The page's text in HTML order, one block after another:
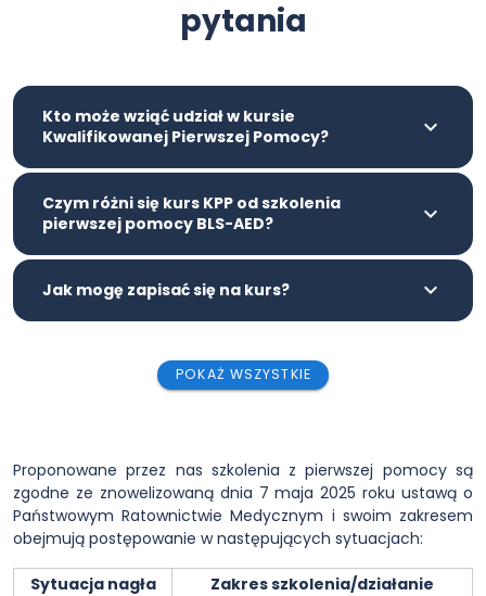
pytania
Kto może wziąć udział w kursie
Kwalifikowanej Pierwszej Pomocy?
Czym różni się kurs KPP od szkolenia
pierwszej pomocy BLS-AED?
Jak mogę zapisać się na kurs?
POKAŻ WSZYSTKIE
Proponowane przez nas szkolenia z pierwszej pomocy są
zgodne ze znowelizowaną dnia 7 maja 2025 roku ustawą o
Państwowym Ratownictwie Medycznym i swoim zakresem
obejmują postępowanie w następujących sytuacjach:
Sytuacja nagła
Zakres szkolenia/działanie